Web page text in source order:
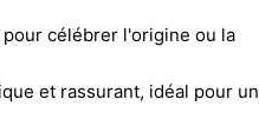
célébrer l'origine ou la
et rassurant, idéal pour un